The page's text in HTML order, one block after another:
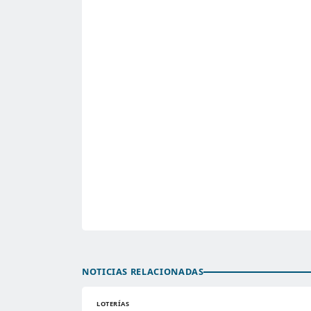
NOTICIAS RELACIONADAS
LOTERÍAS